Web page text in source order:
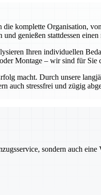
komplette Organisation,
genießen stattdessen
Ihren individuellen
Montage – wir sind für Sie
macht. Durch unsere
auch stressfrei und zügig
sondern auch